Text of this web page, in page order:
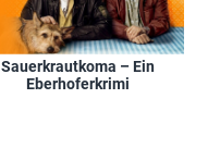
Sauerkrautkoma – Ein
Eberhoferkrimi